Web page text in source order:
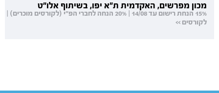
מכון מפרשים, האקדמית ת"א יפו, בשיתוף אלו"ט
15% הנחת רישום עד 14/08 | 20% הנחה לחברי הפ"י (לקורסים מוכרים) |
לקורסים >>